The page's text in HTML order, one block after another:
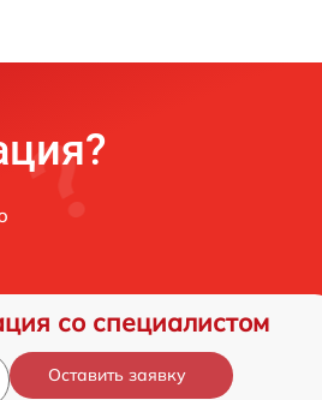
со специалистом
Оставить заявку